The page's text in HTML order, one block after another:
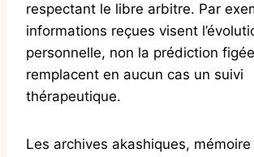
respectant le libre arbitre. Par
informations reçues visent
personnelle, non la prédiction
remplacent en aucun cas un suivi
thérapeutique.
Les archives akashiques,